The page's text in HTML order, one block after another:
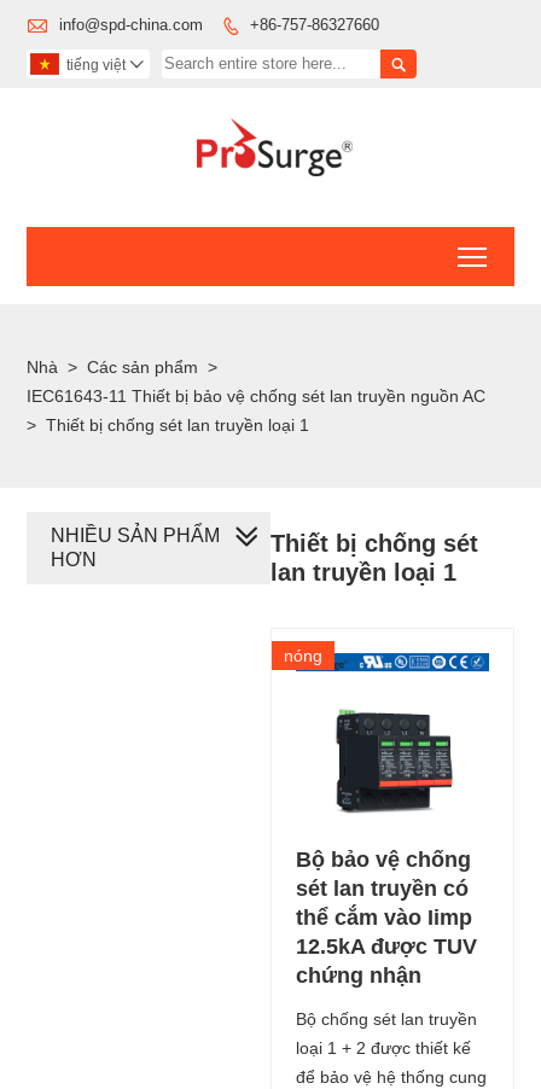
 info@spd-china.com  +86-757-86327660

tiếng việt 
Nhà > Các sản phẩm >
IEC61643-11 Thiết bị bảo vệ chống sét lan truyền nguồn AC
> Thiết bị chống sét lan truyền loại 1
Thiết bị chống sét
lan truyền loại 1
nóng
Bộ bảo vệ chống
sét lan truyền có
thể cắm vào Iimp
12.5kA được TUV
chứng nhận
Bộ chống sét lan truyền
loại 1 + 2 được thiết kế
để bảo vệ hệ thống cung
NHIỀU SẢN PHẨM
HƠN